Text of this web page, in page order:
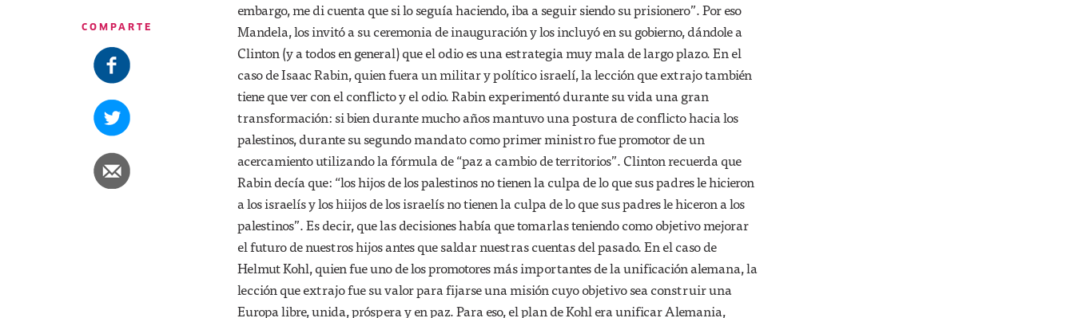
COMPARTE
embargo, me di cuenta que si lo seguía haciendo, iba a seguir siendo su prisionero”. Por eso
Mandela, los invitó a su ceremonia de inauguración y los incluyó en su gobierno, dándole a
Clinton (y a todos en general) que el odio es una estrategia muy mala de largo plazo. En el
caso de Isaac Rabin, quien fuera un militar y político israelí, la lección que extrajo también
tiene que ver con el conflicto y el odio. Rabin experimentó durante su vida una gran
transformación: si bien durante mucho años mantuvo una postura de conflicto hacia los
palestinos, durante su segundo mandato como primer ministro fue promotor de un
acercamiento utilizando la fórmula de “paz a cambio de territorios”. Clinton recuerda que
Rabin decía que: “los hijos de los palestinos no tienen la culpa de lo que sus padres le hicieron
a los israelís y los hiijos de los israelís no tienen la culpa de lo que sus padres le hiceron a los
palestinos”. Es decir, que las decisiones había que tomarlas teniendo como objetivo mejorar
el futuro de nuestros hijos antes que saldar nuestras cuentas del pasado. En el caso de
Helmut Kohl, quien fue uno de los promotores más importantes de la unificación alemana, la
lección que extrajo fue su valor para fijarse una misión cuyo objetivo sea construir una
Europa libre, unida, próspera y en paz. Para eso, el plan de Kohl era unificar Alemania,